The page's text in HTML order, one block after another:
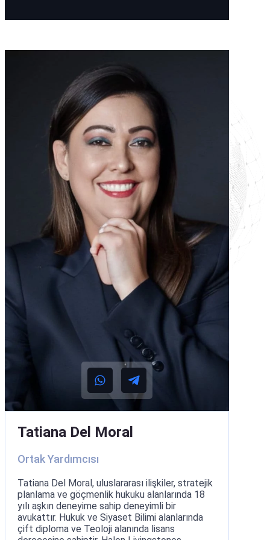
Tatiana Del Moral
Ortak Yardımcısı
Tatiana Del Moral, uluslararası ilişkiler, stratejik
planlama ve göçmenlik hukuku alanlarında 18
yılı aşkın deneyime sahip deneyimli bir
avukattır. Hukuk ve Siyaset Bilimi alanlarında
çift diploma ve Teoloji alanında lisans